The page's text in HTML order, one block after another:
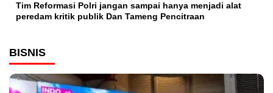
Tim Reformasi Polri jangan sampai hanya menjadi alat
peredam kritik publik Dan Tameng Pencitraan
BISNIS